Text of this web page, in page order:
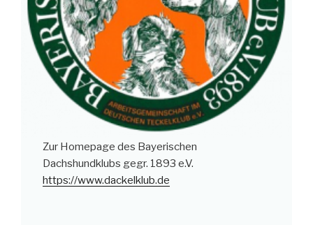
Zur Homepage des Bayerischen
Dachshundklubs gegr. 1893 e.V.
https://www.dackelklub.de